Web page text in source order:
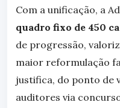
Com a unificação, a
quadro fixo de 450
de progressão,
maior reformulação
justifica, do ponto de
auditores via